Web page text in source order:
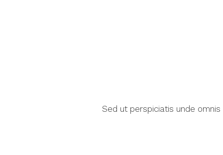
Sed ut perspiciatis unde